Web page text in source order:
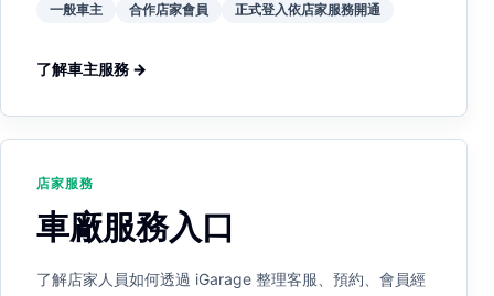
一般車主 合作店家會員 正式登入依店家服務開通
了解車主服務 →
店家服務
車廠服務入口
了解店家人員如何透過 iGarage 整理客服、預約、會員經